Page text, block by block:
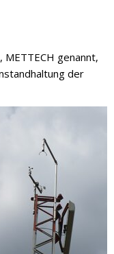
genannt,
der